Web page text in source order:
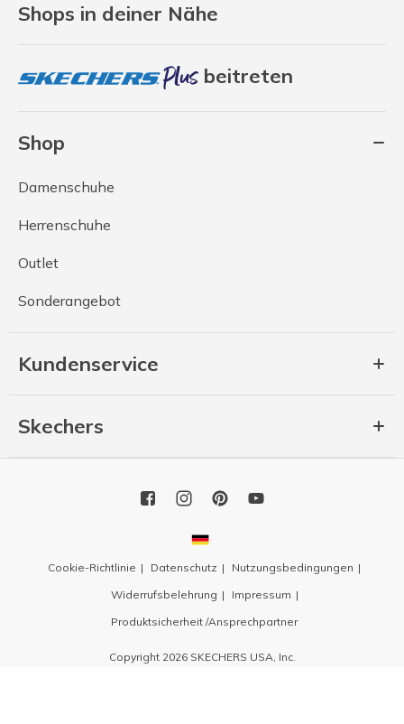
Shops in deiner Nähe
beitreten
Shop
Damenschuhe
Herrenschuhe
Outlet
Sonderangebot
Kundenservice
Skechers
Cookie-Richtlinie Datenschutz
Nutzungsbedingungen
Widerrufsbelehrung
Impressum
Produktsicherheit /Ansprechpartner
Copyright 2026 SKECHERS USA, Inc.